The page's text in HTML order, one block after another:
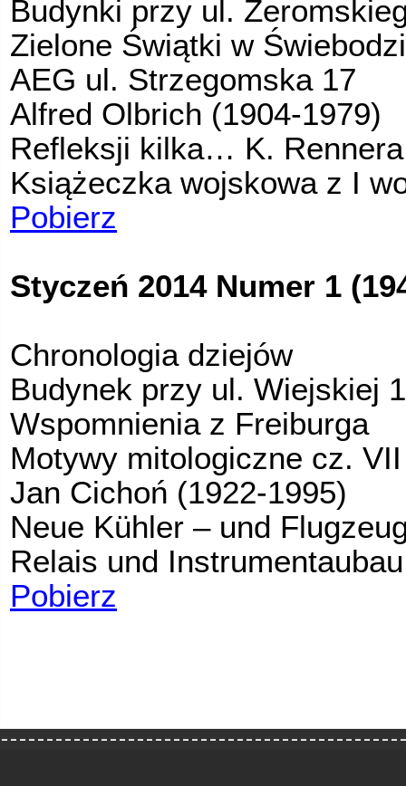
Budynki przy ul.
Zielone Świątki w
AEG ul. Strzegomska 17
Alfred Olbrich (1904-1979)
Refleksji kilka… K. Rennera
Książeczka wojskowa z I
Pobierz
Styczeń 2014 Numer 1
Chronologia dziejów
Budynek przy ul. Wiejskiej 1
Wspomnienia z Freiburga
Motywy mitologiczne cz. VII
Jan Cichoń (1922-1995)
Neue Kühler – und
Relais und
Pobierz